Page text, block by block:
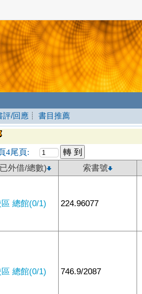
評/回應 ┊書目推薦
4尾頁:
外借/總數) 索書號
總館(0/1) 224.96077
總館(0/1) 746.9/2087